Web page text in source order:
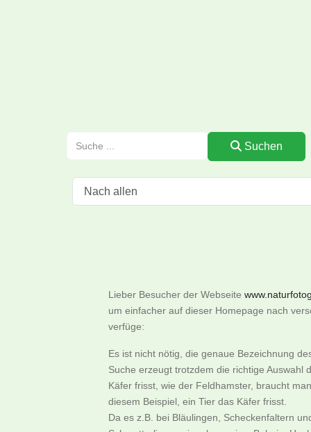
Suchen
Lieber Besucher der Webseite
um einfacher auf dieser Homepage nach
verfüge:
Es ist nicht nötig, die genaue Bezeichnung
Suche erzeugt trotzdem die richtige Auswahl
Käfer frisst, wie der Feldhamster, braucht
diesem Beispiel, ein Tier das Käfer frisst.
Da es z.B. bei Bläulingen, Scheckenfaltern